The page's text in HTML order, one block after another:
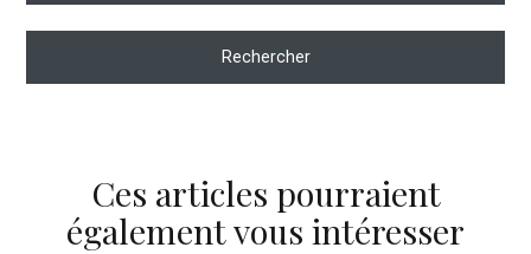
Rechercher
Ces articles pourraient
également vous intéresser